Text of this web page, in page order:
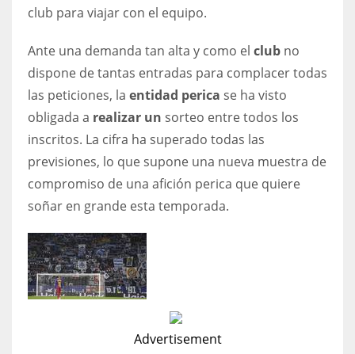
22
WSH
26
club para viajar con el equipo.
Ante una demanda tan alta y como el club no
dispone de tantas entradas para complacer todas
las peticiones, la entidad perica se ha visto
obligada a realizar un sorteo entre todos los
inscritos. La cifra ha superado todas las
previsiones, lo que supone una nueva muestra de
compromiso de una afición perica que quiere
soñar en grande esta temporada.
Advertisement